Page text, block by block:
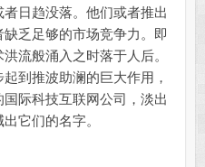
日趋没落。他们或者推出
乏足够的市场竞争力。即
流般涌入之时落于人后。
到推波助澜的巨大作用，
际科技互联网公司，淡出
它们的名字。